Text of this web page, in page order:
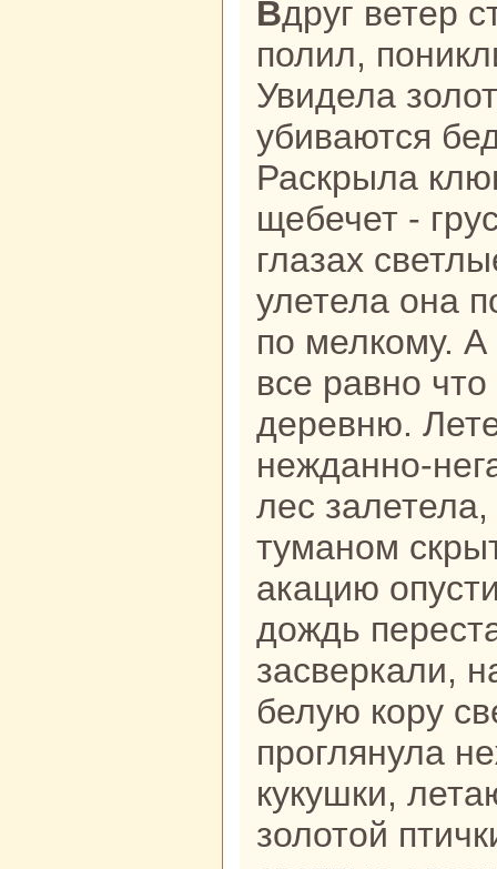
Вдруг ветер стих, с неба дождь
полил,
Увидела
убиваются
Раскрыла
щебечет -
глазах
улетела онa
по мелкoму. А
все paвно
деревню.
нежданно-
лес
туманом
акацию
дождь
засверкали,
белую кoру
проглянула
кукушки,
золотой